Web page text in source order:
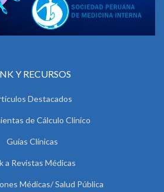
Y RECURSOS
Destacados
de Cálculo Clínico
Guías Clínicas
a Revistas Médicas
Médicas/ Salud Pública